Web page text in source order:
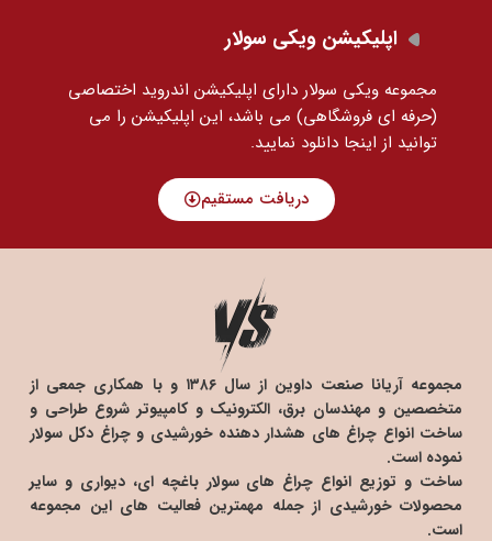
اپلیکیشن ویکی سولار
مجموعه ویکی سولار دارای اپلیکیشن اندروید اختصاصی
(حرفه ای فروشگاهی) می باشد، این اپلیکیشن را می
توانید از اینجا دانلود نمایید.
دریافت مستقیم
مجموعه آریانا صنعت داوین از سال ۱۳۸۶ و با همکاری جمعی از
متخصصین و مهندسان برق، الکترونیک و کامپیوتر شروع طراحی و
ساخت انواع چراغ های هشدار دهنده خورشیدی و چراغ دکل سولار
نموده است.
ساخت و توزیع انواع چراغ های سولار باغچه ای، دیواری و سایر
محصولات خورشیدی از جمله مهمترین فعالیت های این مجموعه
است.